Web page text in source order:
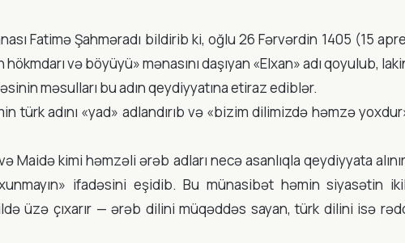
Fatimə Şahməradı bildirib ki, oğlu 26 Fərvərdin 1405 (15
və böyüyü» mənasını daşıyan «Elxan» adı qoyulub,
məsulları bu adın qeydiyyatına etiraz ediblər.
türk adını «yad» adlandırıb və «bizim dilimizdə həmzə
Maidə kimi həmzəli ərəb adları necə asanlıqla qeydiyyata
ifadəsini eşidib. Bu münasibət həmin siyasətin
üzə çıxarır — ərəb dilini müqəddəs sayan, türk dilini isə